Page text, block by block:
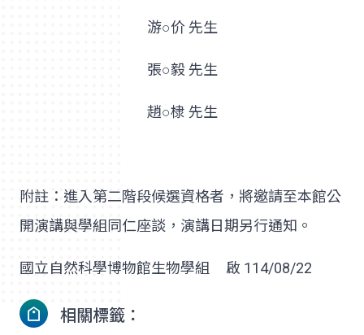
游○价 先生
張○毅 先生
趙○棣 先生
附註：進入第二階段候選資格者，將邀請至本館公
開演講與學組同仁座談，演講日期另行通知。
國立自然科學博物館生物學組 啟 114/08/22
相關標籤：